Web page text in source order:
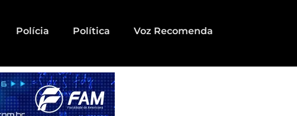
Polícia Política Voz Recomenda